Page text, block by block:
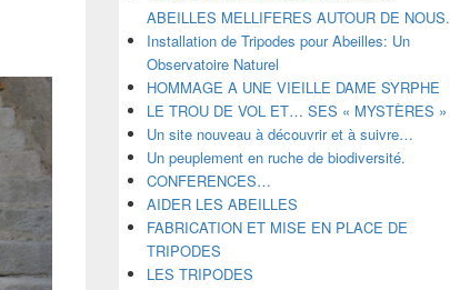
barre
latérale
ABEILLES MELLIFERES AUTOUR DE NOUS.
Installation de Tripodes pour Abeilles: Un
Observatoire Naturel
HOMMAGE A UNE VIEILLE DAME SYRPHE
LE TROU DE VOL ET… SES « MYSTÈRES »
Un site nouveau à découvrir et à suivre…
Un peuplement en ruche de biodiversité.
CONFERENCES…
AIDER LES ABEILLES
FABRICATION ET MISE EN PLACE DE
TRIPODES
LES TRIPODES